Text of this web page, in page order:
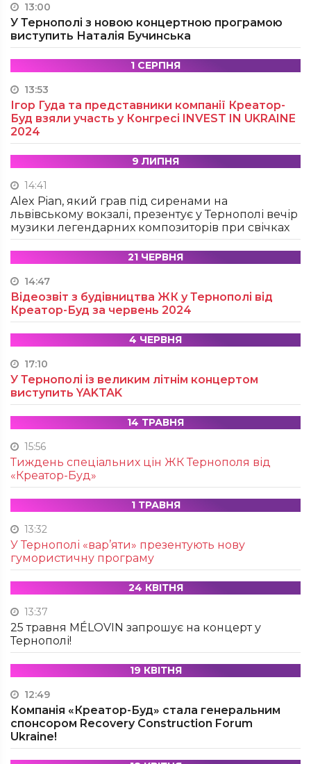
13:00
У Тернополі з новою концертною програмою
виступить Наталія Бучинська
1 СЕРПНЯ
13:53
Ігор Гуда та представники компанії Креатор-
Буд взяли участь у Конгресі INVEST IN UKRAINE
2024
9 ЛИПНЯ
14:41
Alex Pian, який грав під сиренами на
львівському вокзалі, презентує у Тернополі вечір
музики легендарних композиторів при свічках
21 ЧЕРВНЯ
14:47
Відеозвіт з будівництва ЖК у Тернополі від
Креатор-Буд за червень 2024
4 ЧЕРВНЯ
17:10
У Тернополі із великим літнім концертом
виступить YAKTAK
14 ТРАВНЯ
15:56
Тиждень спеціальних цін ЖК Тернополя від
«Креатор-Буд»
1 ТРАВНЯ
13:32
У Тернополі «вар’яти» презентують нову
гумористичну програму
24 КВІТНЯ
13:37
25 травня MÉLOVIN запрошує на концерт у
Тернополі!
19 КВІТНЯ
12:49
Компанія «Креатор-Буд» стала генеральним
спонсором Recovery Construction Forum
Ukraine!